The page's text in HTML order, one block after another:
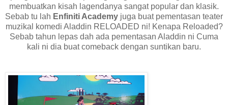
membuatkan kisah lagendanya sangat popular dan klasik.
Sebab tu lah Enfiniti Academy juga buat pementasan teater
muzikal komedi Aladdin RELOADED ni! Kenapa Reloaded?
Sebab tahun lepas dah ada pementasan Aladdin ni Cuma
kali ni dia buat comeback dengan suntikan baru.